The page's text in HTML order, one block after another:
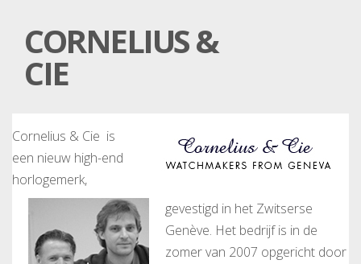
CORNELIUS &
CIE
Cornelius & Cie is
een nieuw high-end
horlogemerk,
gevestigd in het Zwitserse
Genève. Het bedrijf is in de
zomer van 2007 opgericht door